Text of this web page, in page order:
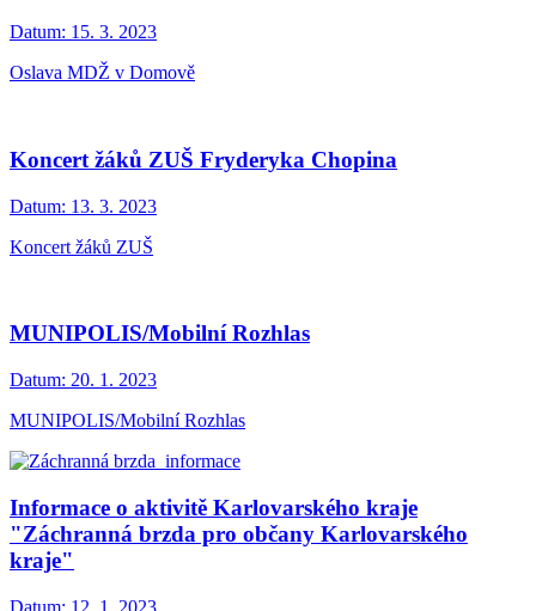
Datum: 15. 3. 2023
Oslava MDŽ v Domově
Koncert žáků ZUŠ Fryderyka Chopina
Datum: 13. 3. 2023
Koncert žáků ZUŠ
MUNIPOLIS/Mobilní Rozhlas
Datum: 20. 1. 2023
MUNIPOLIS/Mobilní Rozhlas
Informace o aktivitě Karlovarského kraje
"Záchranná brzda pro občany Karlovarského
kraje"
Datum: 12. 1. 2023